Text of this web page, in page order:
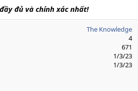
đủ và chính xác nhất!
The Knowledge
4
671
1/3/23
1/3/23